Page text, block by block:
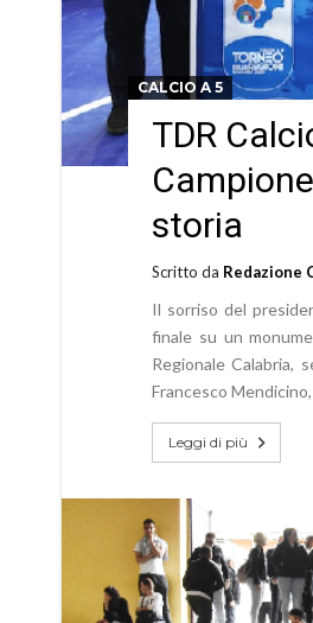
CALCIO A 5
TDR
storia
Scritto da Redazione
Il sorriso del
finale su un
Regionale Calabria,
Francesco
Leggi di più